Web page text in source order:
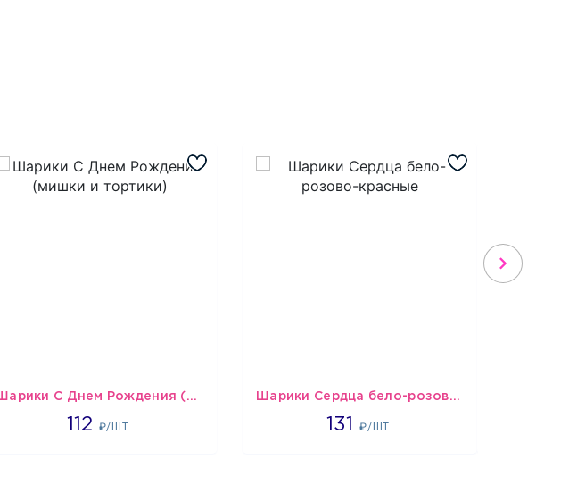
Шарики С Днем Рождения (мишки и тортики)
112 ₽/ШТ.
1718 Шарики Сердца бело-розово-красные
131₽/ШТ.
2660